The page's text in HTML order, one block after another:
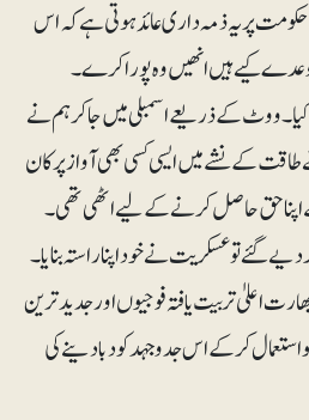
پر یہ ذمہ داری عائد ہوتی ہے کہ اس
وعدے کیے ہیں انھیں وہ پورا کرے۔
۔ ووٹ کے ذریعے اسمبلی میں جا کر ہم نے
طاقت کے نشے میں ایسی کسی بھی آواز پر کان
حق حاصل کرنے کے لیے اٹھی تھی۔
گئے تو عسکریت نے خود اپنا راستہ بنایا۔
اعلیٰ تربیت یافتہ فوجیوں اور جدید ترین
کر کے اس جدوجہد کو دبا دینے کی